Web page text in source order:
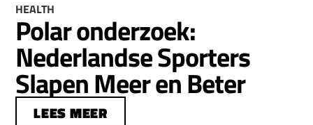
HEALTH
Polar onderzoek:
Nederlandse Sporters
Slapen Meer en Beter
LEES MEER